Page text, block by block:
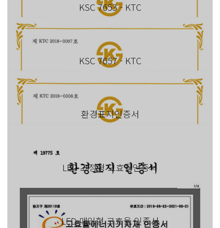
KSC 7653 - KTC
KSC 7657 - KTC
환경표지인증서
LED 고정형 고효율인증서
LED 매입형 고효율 인증서